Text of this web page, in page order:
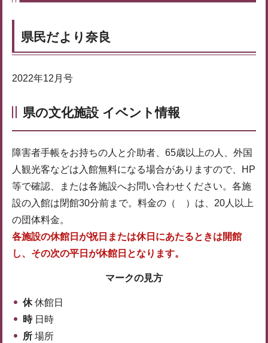
県民だより奈良
2022年12月号
県の文化施設 イベント情報
障害者手帳をお持ちの人と介助者、65歳以上の人、外国
人観光客などは入館無料になる場合がありますので、HP
等で確認、または各施設へお問い合わせください。各施
設の入館は閉館30分前まで。料金の（ ）は、20人以上
の団体料金。
各施設の休館日が祝日または休日にあたるときは開館
し、その次の平日が休館日となります。
マークの見方
休休館日
時 日時
所 場所